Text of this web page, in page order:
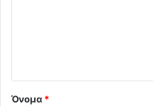
Όνομα *